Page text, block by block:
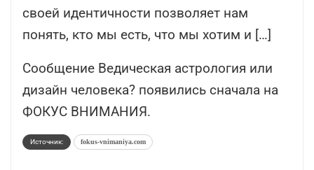
своей идентичности позволяет нам
понять, кто мы есть, что мы хотим и […]
Сообщение Ведическая астрология или
дизайн человека? появились сначала на
ФОКУС ВНИМАНИЯ.
Источник: fokus-vnimaniya.com